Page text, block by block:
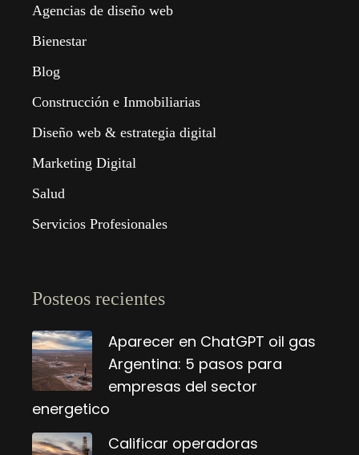
Agencias de diseño web
Bienestar
Blog
Construcción e Inmobiliarias
Diseño web & estrategia digital
Marketing Digital
Salud
Servicios Profesionales
Posteos recientes
Aparecer en ChatGPT oil gas
Argentina: 5 pasos para
empresas del sector
energetico
Calificar operadoras